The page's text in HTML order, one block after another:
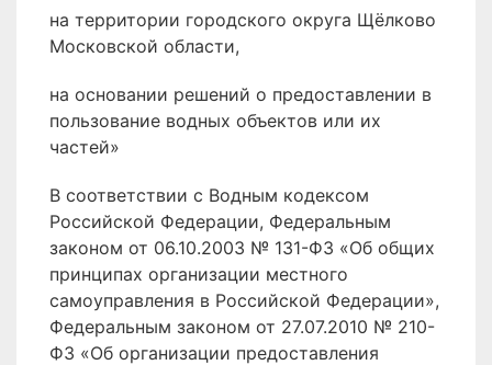
на территории городского округа Щёлково
Московской области,
на основании решений о предоставлении в
пользование водных объектов или их
частей»
В соответствии с Водным кодексом
Российской Федерации, Федеральным
законом от 06.10.2003 № 131-ФЗ «Об общих
принципах организации местного
самоуправления в Российской Федерации»,
Федеральным законом от 27.07.2010 № 210-
ФЗ «Об организации предоставления